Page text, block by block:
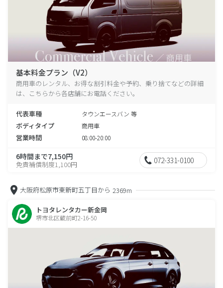
基本料金プラン（V2）
商用車のレンタル、お得な割引料金や予約、乗り捨てなどの詳細
は、こちらから各店舗にお電話ください。
代表車種 タウンエースバン 等
ボディタイプ 商用車
営業時間 08:00-20:00
6時間まで7,150円
免責補償制度1,100円 072-331-0100
大阪府松原市東新町五丁目から 2369m
トヨタレンタカー新金岡
堺市北区蔵前町2-16-50